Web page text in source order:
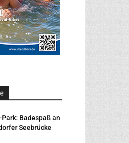
Badespaß an
Seebrücke